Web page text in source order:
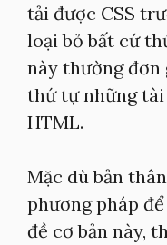
tải được CSS
loại bỏ bất cứ
này thường đơn
thứ tự những
HTML.
Mặc dù bản
phương pháp
đề cơ bản này,